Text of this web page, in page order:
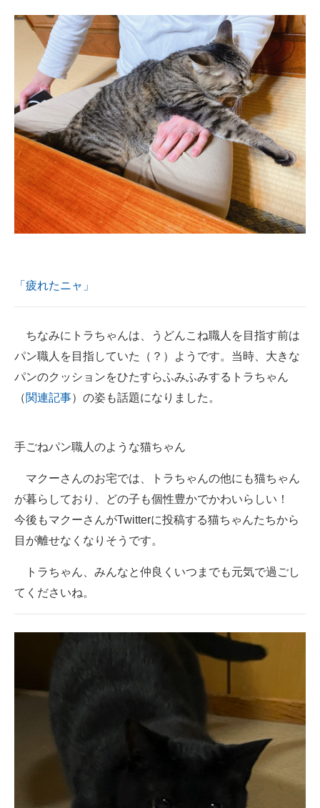
「疲れたニャ」
ちなみにトラちゃんは、うどんこね職人を目指す前は
パン職人を目指していた（？）ようです。当時、大きな
パンのクッションをひたすらふみふみするトラちゃん
（関連記事）の姿も話題になりました。
手ごねパン職人のような猫ちゃん
マクーさんのお宅では、トラちゃんの他にも猫ちゃん
が暮らしており、どの子も個性豊かでかわいらしい！
今後もマクーさんがTwitterに投稿する猫ちゃんたちから
目が離せなくなりそうです。
トラちゃん、みんなと仲良くいつまでも元気で過ごし
てくださいね。